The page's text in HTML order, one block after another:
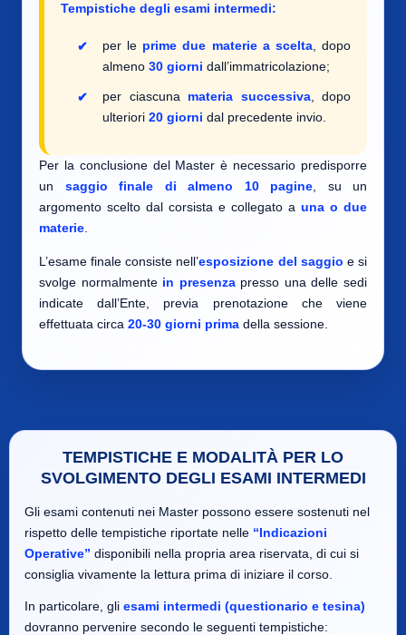
Tempistiche degli esami intermedi:
per le prime due materie a scelta, dopo
almeno 30 giorni dall’immatricolazione;
per ciascuna materia successiva, dopo
ulteriori 20 giorni dal precedente invio.
Per la conclusione del Master è necessario predisporre
un saggio finale di almeno 10 pagine , su un
argomento scelto dal corsista e collegato a una o due
materie
L’esame finale consiste nell’esposizione del saggio e si
svolge normalmente in presenzapresso una delle sedi
indicate dall’Ente, previa prenotazione che viene
effettuata circa 20-30 giorni prima della sessione.
TEMPISTICHE E MODALITÀ PER LO
SVOLGIMENTO DEGLI ESAMI INTERMEDI
Gli esami contenuti nei Master possono essere sostenuti nel
rispetto delle tempistiche riportate nelle “Indicazioni
Operative” disponibili nella propria area riservata, di cui si
consiglia vivamente la lettura prima di iniziare il corso.
In particolare, gli esami intermedi (questionario e tesina)
dovranno pervenire secondo le seguenti tempistiche: